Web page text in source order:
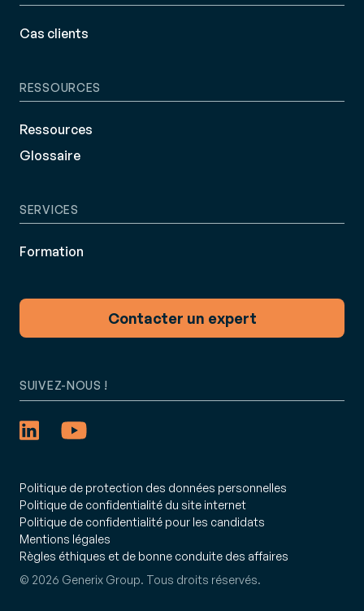
Cas clients
RESSOURCES
Ressources
Glossaire
SERVICES
Formation
Contacter un expert
Politique de protection des données personnelles
Politique de confidentialité du site internet
Politique de confidentialité pour les candidats
Mentions légales
Règles éthiques et de bonne conduite des affaires
© 2026 Generix Group. Tous droits réservés.
SUIVEZ-NOUS !